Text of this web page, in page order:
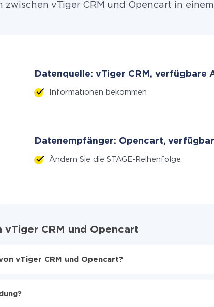
zwischen vTiger CRM und Opencart in
Datenquelle: vTiger CRM, verfügbare
Informationen bekommen
Datenempfänger: Opencart,
Ändern Sie die STAGE-Reihenfolge
vTiger CRM und Opencart
vTiger CRM und Opencart?